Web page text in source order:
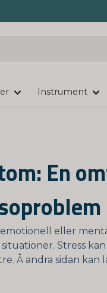
Instrument
En
eller
Stress
Å andra sidan